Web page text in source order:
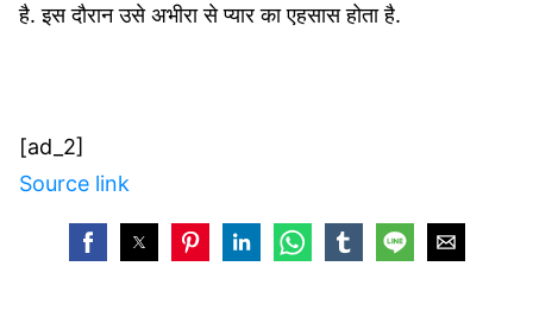
है. इस दौरान उसे अभीरा से प्यार का एहसास होता है.
[ad_2]
Source link